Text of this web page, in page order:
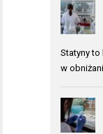
Statyny
w